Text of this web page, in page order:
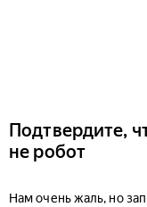
Подтвердите,
не робот
Нам очень жаль, но